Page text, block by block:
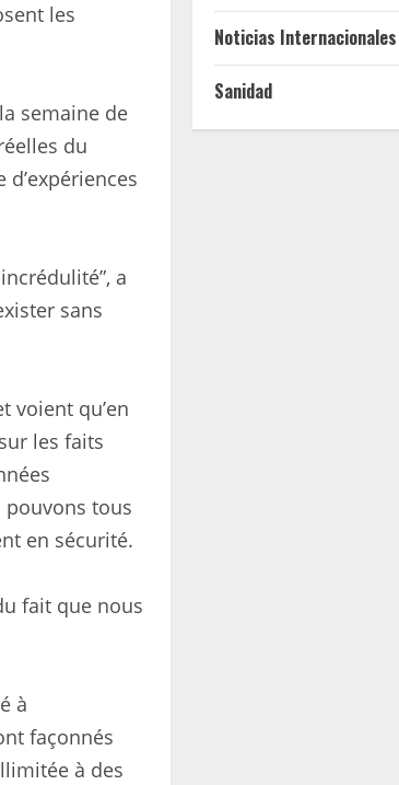
les
semaine de
du
a
sans
voient qu’en
les faits
pouvons tous
en sécurité.
fait que nous
à
façonnés
à des
Noticias Internacionales
Sanidad